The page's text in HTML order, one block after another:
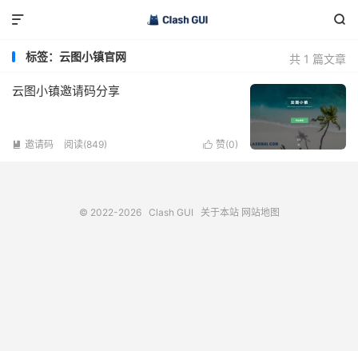


共 1 篇文章
标签：云图小镇官网
云图小镇邀请码分享
 赞(0)
 邀请码 阅读(849)
© 2022-2026 Clash GUI 关于本站 网站地图